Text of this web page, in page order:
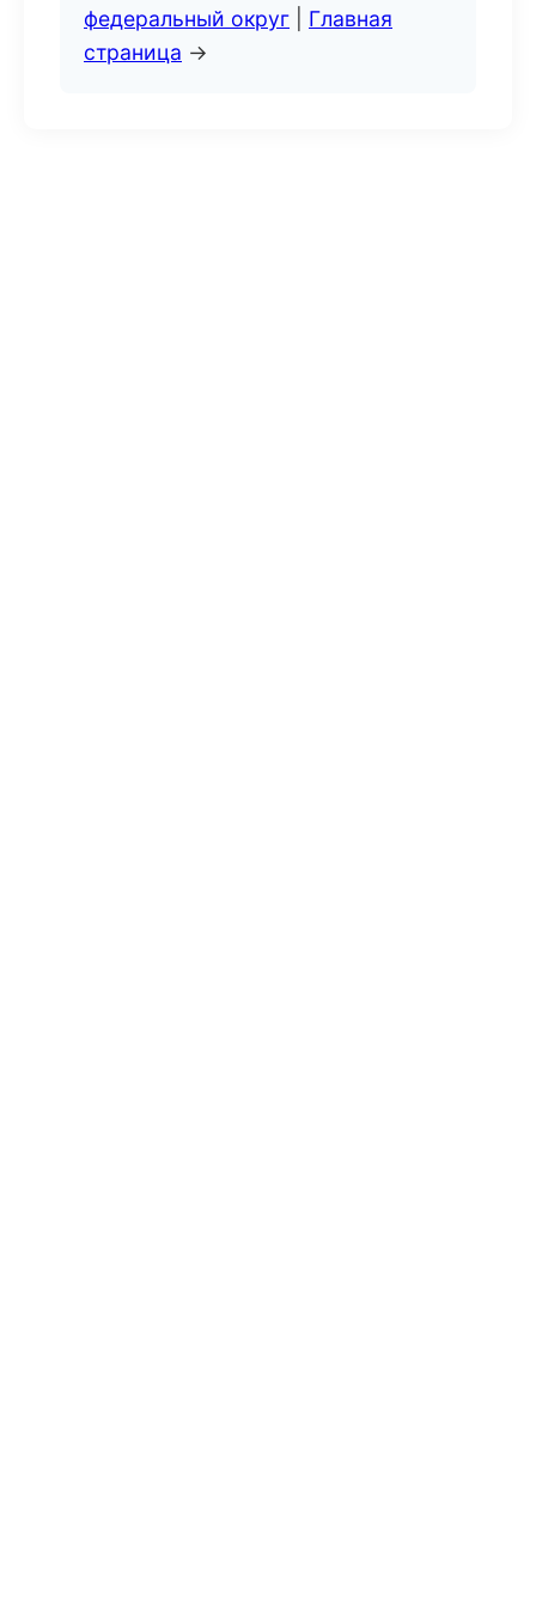
федеральный округ
Главная
страница →